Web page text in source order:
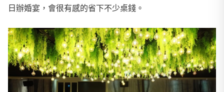
日辦婚宴，會很有感的省下不少桌錢。